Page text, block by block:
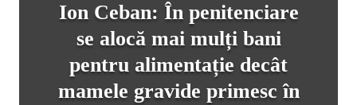
Ion Ceban: În penitenciare
se alocă mai mulți bani
pentru alimentație decât
mamele gravide primesc în